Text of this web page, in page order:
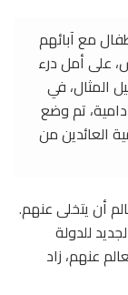
مع آبائهم
على أمل درء
المثال، في
تم وضع
العائدين من
أن يتخلى عنهم.
للدولة
عنهم، زاد